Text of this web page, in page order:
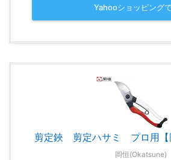
Yahooショッピング
剪定鋏 剪定ハサミ プロ用【
岡恒(Okatsune)